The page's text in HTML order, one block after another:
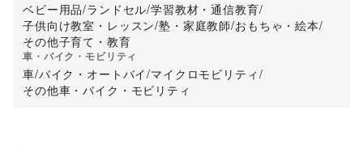
ベビー用品/ランドセル/学習教材・通信教育/
子供向け教室・レッスン/塾・家庭教師/おもちゃ・絵本/
その他子育て・教育
車・バイク・モビリティ
車/バイク・オートバイ/マイクロモビリティ /
その他車・バイク・モビリティ